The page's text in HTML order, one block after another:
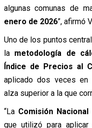
algunas comunas de
enero de 2026”, afirmó
Uno de los puntos
la metodología de
Índice de Precios al
aplicado dos veces en
alza superior a la que
“La Comisión Nacional
que utilizó para